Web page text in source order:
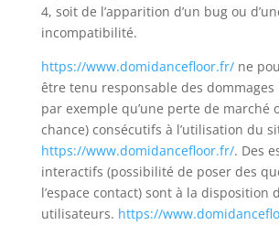
4, soit de l’apparition d’un bug ou
incompatibilité.
https://www.domidancefloor.fr/ne
être tenu responsable des
par exemple qu’une perte de marché
chance) consécutifs à l’utilisation du
https://www.domidancefloor.fr/. Des
interactifs (possibilité de poser des
l’espace contact) sont à la disposition
utilisateurs. https://